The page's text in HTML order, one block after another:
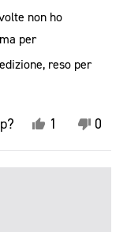
non ho
per
reso per
Ja,
recension
1
röstade
Nej,
0